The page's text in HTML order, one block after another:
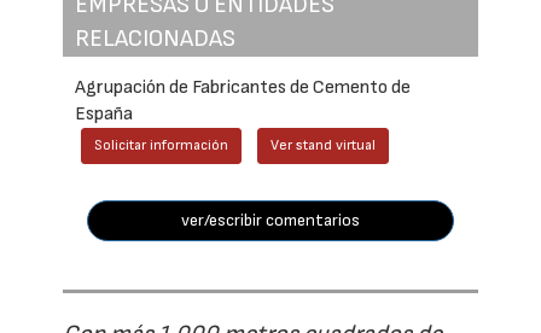
RELACIONADAS
Agrupación de Fabricantes de Cemento de
España
Solicitar información Ver stand virtual
ver/escribir comentarios